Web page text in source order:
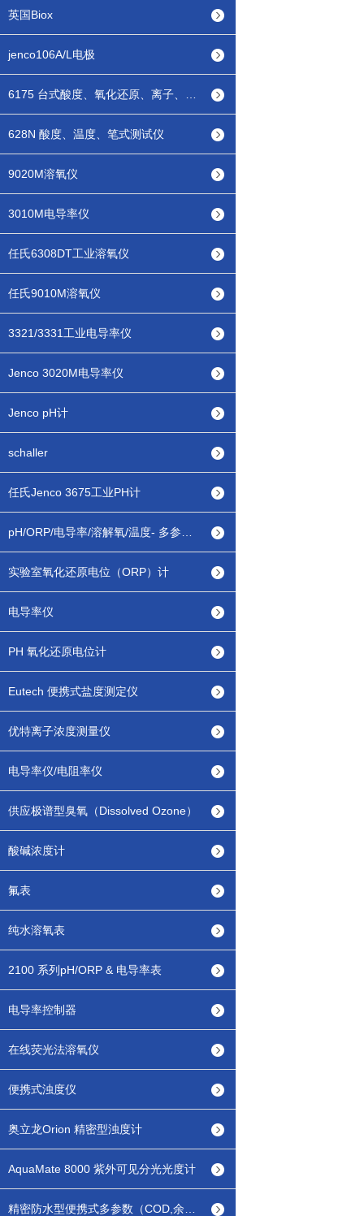
英国Biox
jenco106A/L电极
628N 酸度、温度、笔式测试仪
9020M溶氧仪
3010M电导率仪
任氏6308DT工业溶氧仪
任氏9010M溶氧仪
3321/3331工业电导率仪
Jenco 3020M电导率仪
Jenco pH计
schaller
任氏Jenco 3675工业PH计
实验室氧化还原电位（ORP）计
电导率仪
PH 氧化还原电位计
Eutech 便携式盐度测定仪
优特离子浓度测量仪
电导率仪/电阻率仪
供应极谱型臭氧（Dissolved Ozone）
酸碱浓度计
氟表
纯水溶氧表
2100 系列pH/ORP & 电导率表
电导率控制器
在线荧光法溶氧仪
便携式浊度仪
奥立龙Orion 精密型浊度计
AquaMate 8000 紫外可见分光光度计